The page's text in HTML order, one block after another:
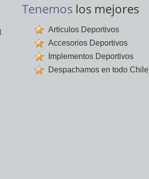
Tenemos los mejores
Articulos Deportivos
Accesorios Deportivos
Implementos Deportivos
Despachamos en todo Chile